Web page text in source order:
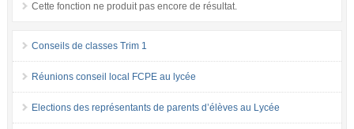
Cette fonction ne produit pas encore de résultat.
Conseils de classes Trim 1
Réunions conseil local FCPE au lycée
Elections des représentants de parents d’élèves au Lycée